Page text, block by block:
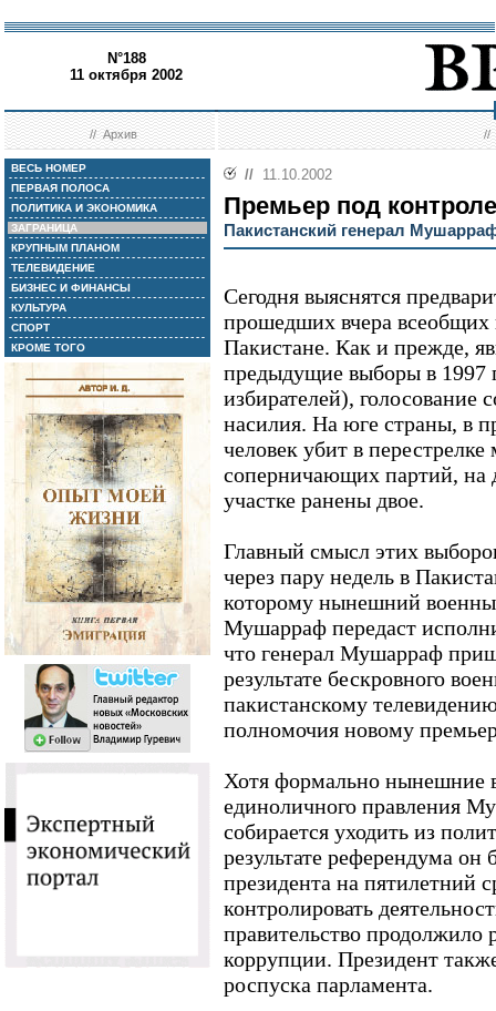
N°188
11 октября 2002
//Архив //
ВЕСЬ НОМЕР
ПЕРВАЯ ПОЛОСА
ПОЛИТИКА И ЭКОНОМИКА
ЗАГРАНИЦА
КРУПНЫМ ПЛАНОМ
ТЕЛЕВИДЕНИЕ
БИЗНЕС И ФИНАНСЫ
КУЛЬТУРА
СПОРТ
КРОМЕ ТОГО
// 11.10.2002
Премьер под
Пакистанский генерал
Сегодня выяснятся
прошедших вчера всеобщих
Пакистане. Как и прежде,
предыдущие выборы в 1997
избирателей),
насилия. На юге страны, в
человек убит в
соперничающих партий, на
участке ранены двое.
Главный смысл этих
через пару недель в
которому нынешний
Мушарраф передаст
что генерал Мушарраф
результате бескровного
пакистанскому
полномочия новому
Хотя формально нынешние
единоличного правления
собирается уходить из
результате референдума
президента на пятилетний
контролировать
правительство продолжило
коррупции. Президент
роспуска парламента.